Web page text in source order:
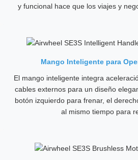
y funcional hace que los viajes y
Mango Inteligente para
El mango inteligente integra
cables externos para un diseño
botón izquierdo para frenar, el
al mismo tiempo para